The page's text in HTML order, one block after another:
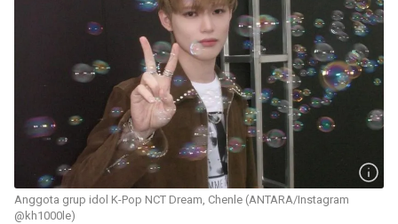
Anggota grup idol K-Pop NCT Dream, Chenle (ANTARA/Instagram
@kh1000le)